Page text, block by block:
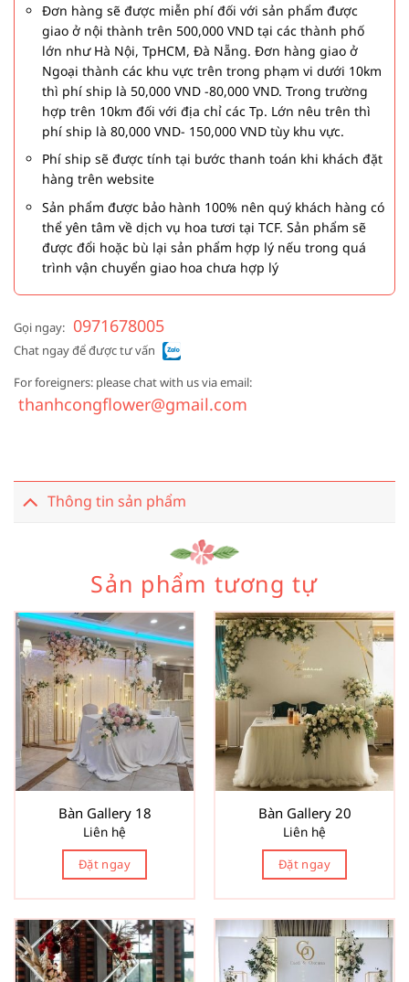
Đơn hàng sẽ được miễn phí đối với sản phẩm được
giao ở nội thành trên 500,000 VND tại các thành phố
lớn như Hà Nội, TpHCM, Đà Nẵng. Đơn hàng giao ở
Ngoại thành các khu vực trên trong phạm vi dưới 10km
thì phí ship là 50,000 VND -80,000 VND. Trong trường
hợp trên 10km đối với địa chỉ các Tp. Lớn nêu trên thì
phí ship là 80,000 VND- 150,000 VND tùy khu vực.
Phí ship sẽ được tính tại bước thanh toán khi khách đặt
hàng trên website
Sản phẩm được bảo hành 100% nên quý khách hàng có
thể yên tâm về dịch vụ hoa tươi tại TCF. Sản phẩm sẽ
được đổi hoặc bù lại sản phẩm hợp lý nếu trong quá
trình vận chuyển giao hoa chưa hợp lý
Gọi ngay: 0971678005
Chat ngay để được tư vấn
For foreigners: please chat with us via email:
thanhcongflower@gmail.com
Thông tin sản phẩm
Sản phẩm tương tự
Bàn Gallery 18
Liên hệ
Đặt ngay
Bàn Gallery 20
Liên hệ
Đặt ngay